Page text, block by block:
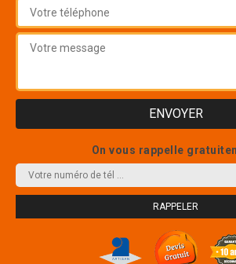
On vous rappelle